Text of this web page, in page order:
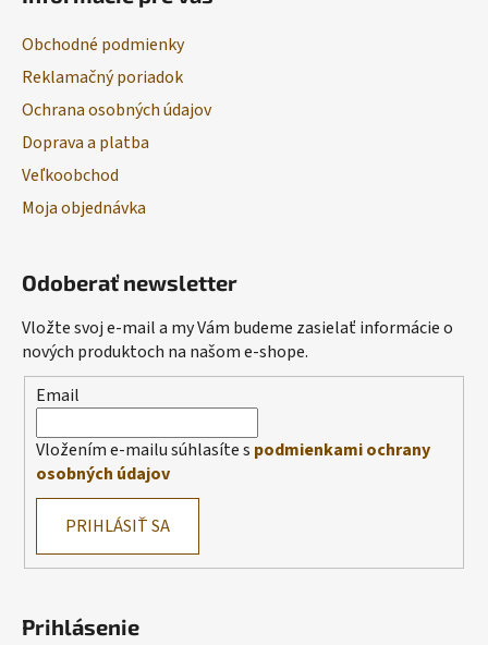
Obchodné podmienky
Reklamačný poriadok
Ochrana osobných údajov
Doprava a platba
Veľkoobchod
Moja objednávka
Odoberať newsletter
Vložte svoj e-mail a my Vám budeme zasielať informácie o
nových produktoch na našom e-shope.
Email
Vložením e-mailu súhlasíte s podmienkami ochrany
osobných údajov
PRIHLÁSIŤ SA
Prihlásenie